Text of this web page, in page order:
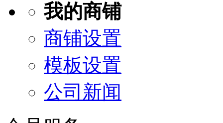
我的商铺
商铺设置
模板设置
公司新闻